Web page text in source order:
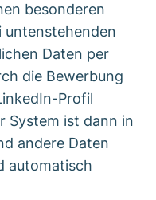
besonderen
untenstehenden
Daten per
die Bewerbung
Profil
System ist dann in
andere Daten
automatisch